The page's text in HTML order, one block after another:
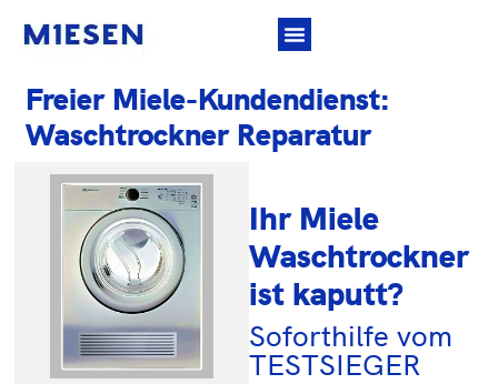
Freier Miele-Kundendienst:
Waschtrockner Reparatur
Ihr Miele
Waschtrockner
ist kaputt?
Soforthilfe vom
TESTSIEGER